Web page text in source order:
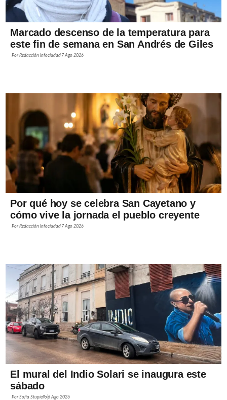
Marcado descenso de la temperatura para
este fin de semana en San Andrés de Giles
PorRedacción Infociudad 7 Ago 2026
Por qué hoy se celebra San Cayetano y
cómo vive la jornada el pueblo creyente
PorRedacción Infociudad 7 Ago 2026
El mural del Indio Solari se inaugura este
sábado
PorSofía Stupiello6 Ago 2026